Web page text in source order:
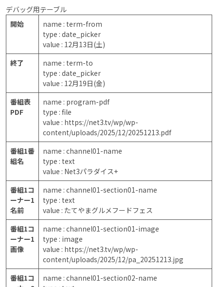
デバッグ用テーブル
開始
name : term-from
type : date_picker
value : 12月13日(土)
終了
name : term-to
type : date_picker
value : 12月19日(金)
番組表
PDF
name : program-pdf
type : file
value : https://net3.tv/wp/wp-
content/uploads/2025/12/20251213.pdf
番組1番
組名
name : channel01-name
type : text
value : Net3パラダイス+
番組1コ
ーナー1
名前
name : channel01-section01-name
type : text
value : たてやまグルメフードフェス
番組1コ
ーナー1
画像
name : channel01-section01-image
type : image
value : https://net3.tv/wp/wp-
content/uploads/2025/12/pa_20251213.jpg
番組1コ
name : channel01-section02-name